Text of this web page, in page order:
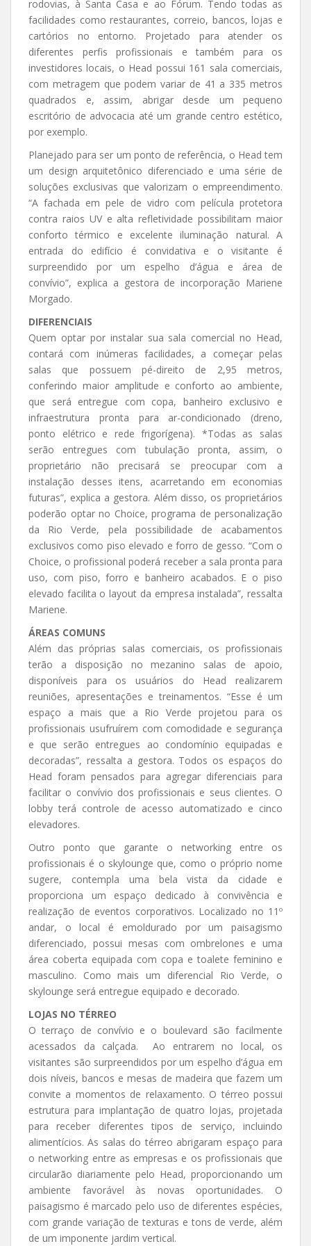
rodovias, à Santa Casa e ao Fórum. Tendo todas as
facilidades como restaurantes, correio, bancos, lojas e
cartórios no entorno. Projetado para atender os
diferentes perfis profissionais e também para os
investidores locais, o Head possui 161 sala comerciais,
com metragem que podem variar de 41 a 335 metros
quadrados e, assim, abrigar desde um pequeno
escritório de advocacia até um grande centro estético,
por exemplo.
Planejado para ser um ponto de referência, o Head tem
um design arquitetônico diferenciado e uma série de
soluções exclusivas que valorizam o empreendimento.
“A fachada em pele de vidro com película protetora
contra raios UV e alta refletividade possibilitam maior
conforto térmico e excelente iluminação natural. A
entrada do edifício é convidativa e o visitante é
surpreendido por um espelho d’água e área de
convívio”, explica a gestora de incorporação Mariene
Morgado.
DIFERENCIAIS
Quem optar por instalar sua sala comercial no Head,
contará com inúmeras facilidades, a começar pelas
salas que possuem pé-direito de 2,95 metros,
conferindo maior amplitude e conforto ao ambiente,
que será entregue com copa, banheiro exclusivo e
infraestrutura pronta para ar-condicionado (dreno,
ponto elétrico e rede frigorígena). *Todas as salas
serão entregues com tubulação pronta, assim, o
proprietário não precisará se preocupar com a
instalação desses itens, acarretando em economias
futuras”, explica a gestora. Além disso, os proprietários
poderão optar no Choice, programa de personalização
da Rio Verde, pela possibilidade de acabamentos
exclusivos como piso elevado e forro de gesso. “Com o
Choice, o profissional poderá receber a sala pronta para
uso, com piso, forro e banheiro acabados. E o piso
elevado facilita o layout da empresa instalada”, ressalta
Mariene.
ÁREAS COMUNS
Além das próprias salas comerciais, os profissionais
terão a disposição no mezanino salas de apoio,
disponíveis para os usuários do Head realizarem
reuniões, apresentações e treinamentos. “Esse é um
espaço a mais que a Rio Verde projetou para os
profissionais usufruírem com comodidade e segurança
e que serão entregues ao condomínio equipadas e
decoradas”, ressalta a gestora. Todos os espaços do
Head foram pensados para agregar diferenciais para
facilitar o convívio dos profissionais e seus clientes. O
lobby terá controle de acesso automatizado e cinco
elevadores.
Outro ponto que garante o networking entre os
profissionais é o skylounge que, como o próprio nome
sugere, contempla uma bela vista da cidade e
proporciona um espaço dedicado à convivência e
realização de eventos corporativos. Localizado no 11º
andar, o local é emoldurado por um paisagismo
diferenciado, possui mesas com ombrelones e uma
área coberta equipada com copa e toalete feminino e
masculino. Como mais um diferencial Rio Verde, o
skylounge será entregue equipado e decorado.
LOJAS NO TÉRREO
O terraço de convívio e o boulevard são facilmente
acessados da calçada. Ao entrarem no local, os
visitantes são surpreendidos por um espelho d’água em
dois níveis, bancos e mesas de madeira que fazem um
convite a momentos de relaxamento. O térreo possui
estrutura para implantação de quatro lojas, projetada
para receber diferentes tipos de serviço, incluindo
alimentícios. As salas do térreo abrigaram espaço para
o networking entre as empresas e os profissionais que
circularão diariamente pelo Head, proporcionando um
ambiente favorável às novas oportunidades. O
paisagismo é marcado pelo uso de diferentes espécies,
com grande variação de texturas e tons de verde, além
de um imponente jardim vertical.